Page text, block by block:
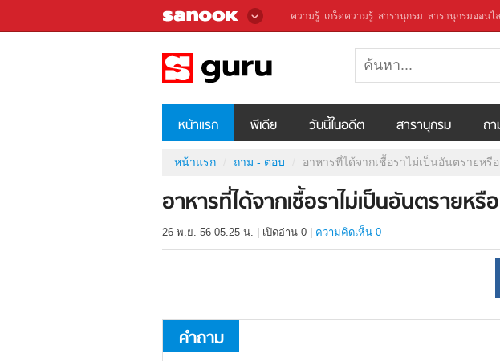
ความรู้ เกร็ดความรู้ สารานุกรม สารานุกรมออนไ
หน้าแรก พีเดีย วันนี้ในอดีต สารานุกรม ถ
หน้าแรก ถาม - ตอบ อาหารที่ได้จากเชื้อราไม่เป็นอันตรายหรื
อาหารที่ได้จากเชื้อราไม่เป็นอันตรายหรื
26 พ.ย. 56 05.25 น. เปิดอ่าน 0 ความคิดเห็น 0
คำถาม